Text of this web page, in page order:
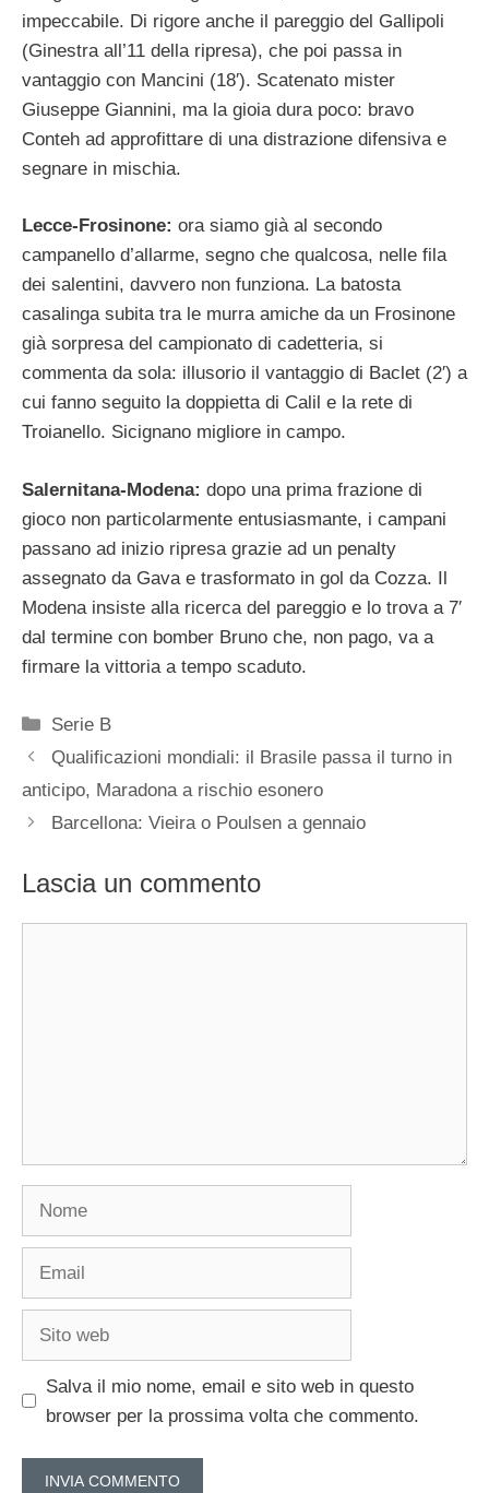
impeccabile. Di rigore anche il pareggio del Gallipoli
(Ginestra all’11 della ripresa), che poi passa in
vantaggio con Mancini (18′). Scatenato mister
Giuseppe Giannini, ma la gioia dura poco: bravo
Conteh ad approfittare di una distrazione difensiva e
segnare in mischia.
Lecce-Frosinone: ora siamo già al secondo
campanello d’allarme, segno che qualcosa, nelle fila
dei salentini, davvero non funziona. La batosta
casalinga subita tra le murra amiche da un Frosinone
già sorpresa del campionato di cadetteria, si
commenta da sola: illusorio il vantaggio di Baclet (2′) a
cui fanno seguito la doppietta di Calil e la rete di
Troianello. Sicignano migliore in campo.
Salernitana-Modena: dopo una prima frazione di
gioco non particolarmente entusiasmante, i campani
passano ad inizio ripresa grazie ad un penalty
assegnato da Gava e trasformato in gol da Cozza. Il
Modena insiste alla ricerca del pareggio e lo trova a 7′
dal termine con bomber Bruno che, non pago, va a
firmare la vittoria a tempo scaduto.
Categorie
Serie B
Qualificazioni mondiali: il Brasile passa il turno in
anticipo, Maradona a rischio esonero
Barcellona: Vieira o Poulsen a gennaio
Lascia un commento
Salva il mio nome, email e sito web in questo
browser per la prossima volta che commento.